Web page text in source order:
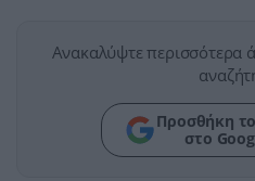
Ανακαλύψτε περισσότερα
Προσθήκη
στο